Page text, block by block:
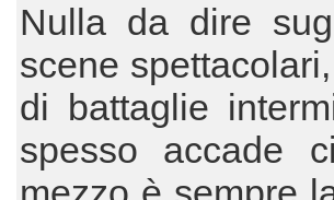
Nulla da dire
scene
di battaglie
spesso accade